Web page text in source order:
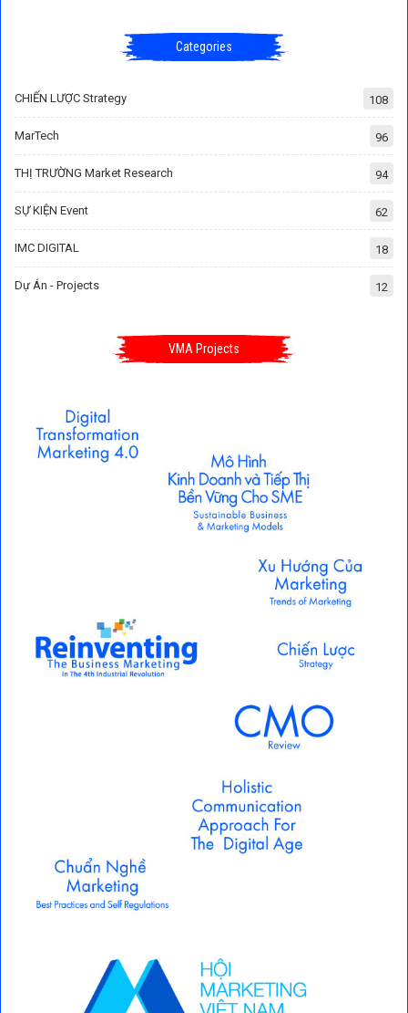
Categories
CHIẾN LƯỢC Strategy 108
MarTech 96
THỊ TRƯỜNG Market Research 94
SỰ KIỆN Event 62
IMC DIGITAL 18
Dự Án - Projects 12
VMA Projects